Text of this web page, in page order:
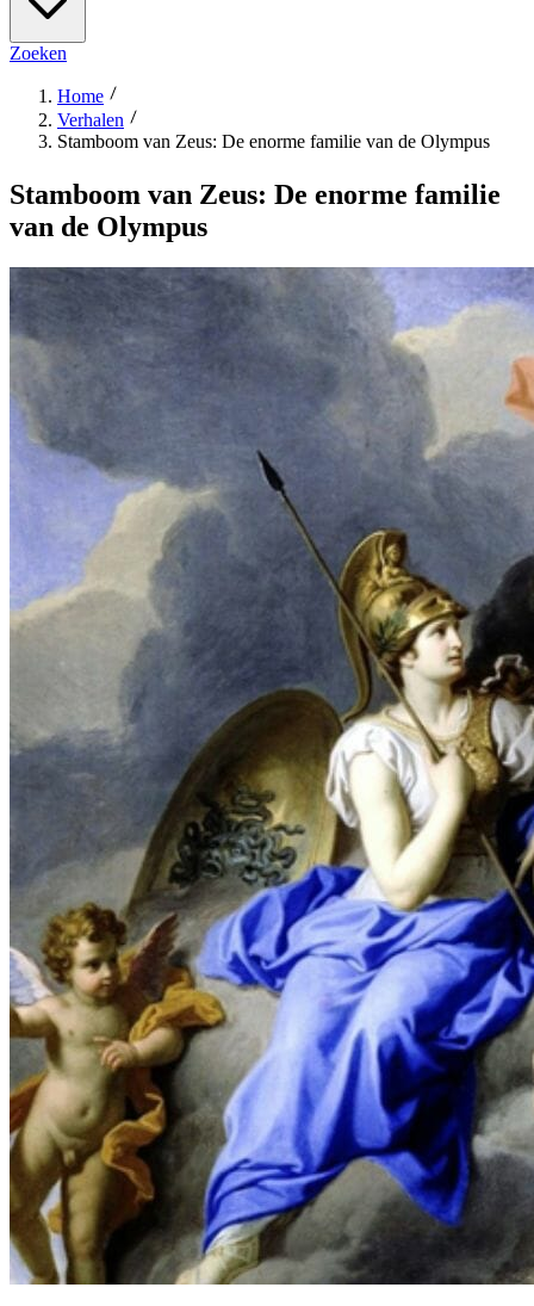
Zoeken
Home
Verhalen
Stamboom van Zeus: De enorme familie van de Olympus
Stamboom van Zeus: De enorme familie
van de Olympus